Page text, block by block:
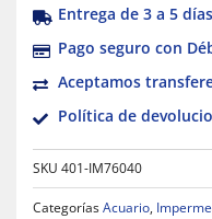
Entrega de 3 a 5 días
Pago seguro con
Aceptamos
Política de
SKU 401-IM76040
CategoríasAcuario,